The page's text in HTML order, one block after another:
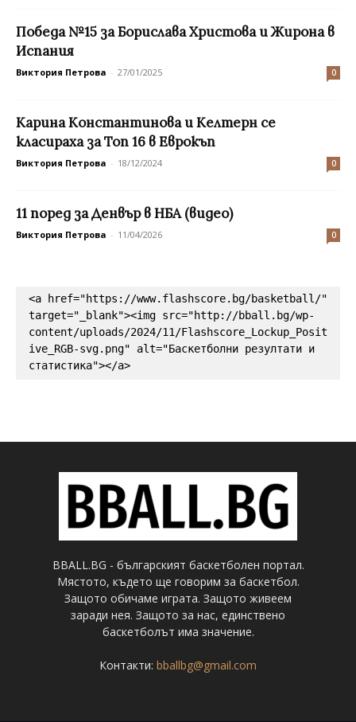
Победа №15 за Борислава Христова и Жирона в
Испания
Виктория Петрова - 27/01/2025 0
Карина Константинова и Келтерн се
класираха за Топ 16 в Еврокъп
Виктория Петрова - 18/12/2024 0
11 поред за Денвър в НБА (видео)
Виктория Петрова - 11/04/2026 0
<a href="https://www.flashscore.bg/basketball/"
target="_blank"><img src="http://bball.bg/wp-
content/uploads/2024/11/Flashscore_Lockup_Posit
ive_RGB-svg.png" alt="Баскетболни резултати и
статистика"></a>
BBALL.BG - българският баскетболен портал.
Мястото, където ще говорим за баскетбол.
Защото обичаме играта. Защото живеем
заради нея. Защото за нас, единствено
баскетболът има значение.
Контакти: bballbg@gmail.com